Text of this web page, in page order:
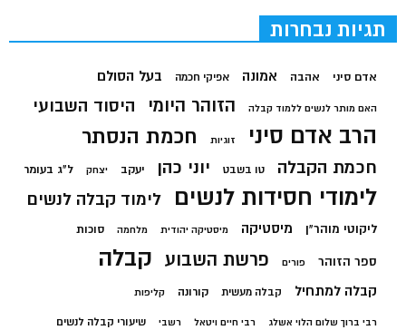
תגיות נבחרות
אדם סיני אהבה אמונה אפיקי חכמה בעל הסולם
האם מותר לנשים ללמוד קבלה הזוהר היומי היסוד השבועי
הרב אדם סיני זוגיות חכמת הנסתר
חכמת הקבלה טו בשבט יוני כהן יעקב יצחק ל"ג בעומר
לימודי חסידות לנשים לימוד קבלה לנשים
ליקוטי מוהר"ן מיסטיקה מיסטיקה יהודית מלחמה סוכות
ספר הזוהר פורים פרשת השבוע קבלה
קבלה למתחיל קבלה מעשית קורונה קליפות
רבי ברוך שלום הלוי אשלג רבי חיים ויטאל רשבי שיעורי קבלה לנשים